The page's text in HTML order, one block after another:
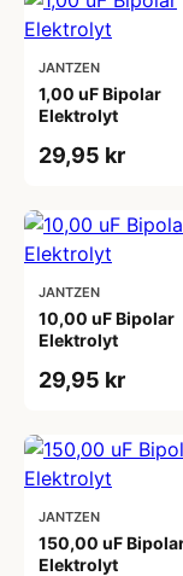
JANTZEN
1,00 uF Bipolar
Elektrolyt
29,95 kr
JANTZEN
10,00 uF Bipolar
Elektrolyt
29,95 kr
JANTZEN
150,00 uF
Elektrolyt